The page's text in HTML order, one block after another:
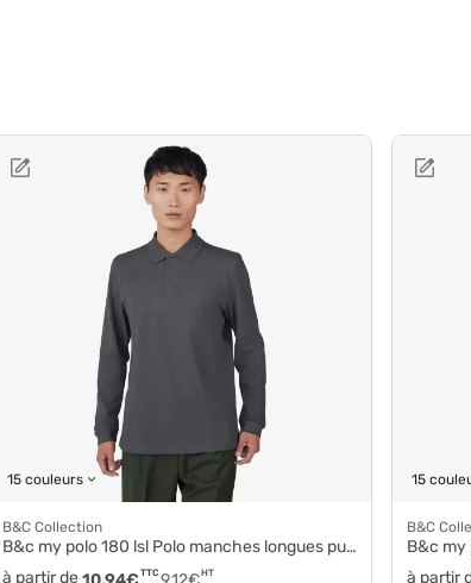
15 couleurs
B&C Collection
B&c my polo 180 lsl Polo manches longues pu425
à partir de
HT
TTC
15
B&C
B&c
à partir